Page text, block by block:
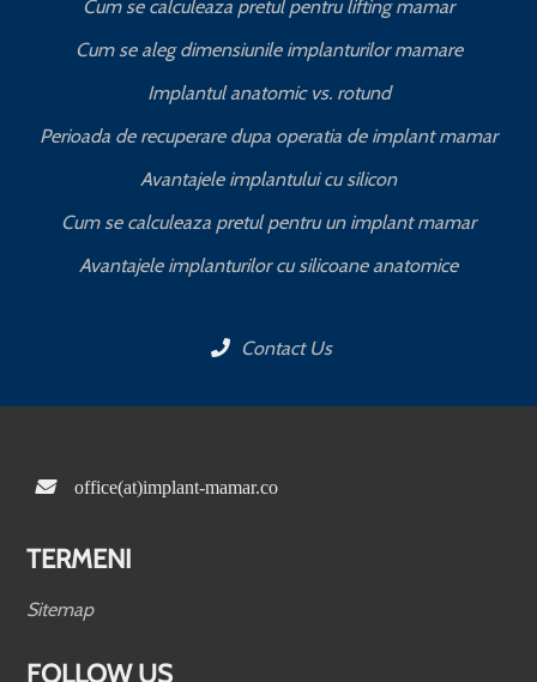
Cum se calculeaza pretul pentru lifting mamar
Cum se aleg dimensiunile implanturilor mamare
Implantul anatomic vs. rotund
Perioada de recuperare dupa operatia de implant mamar
Avantajele implantului cu silicon
Cum se calculeaza pretul pentru un implant mamar
Avantajele implanturilor cu silicoane anatomice
Contact Us
office(at)implant-mamar.co
TERMENI
Sitemap
FOLLOW US